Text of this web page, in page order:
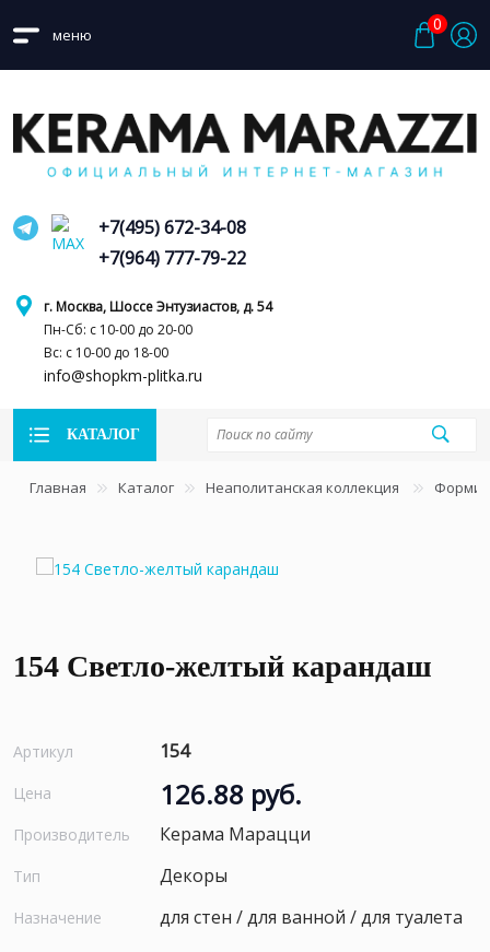
меню
0
г. Москва, Шоссе Энтузиастов, д. 54
Пн-Сб: с 10-00 до 20-00
Вс: с 10-00 до 18-00
info@shopkm-plitka.ru
+7(495) 672-34-08
+7(964) 777-79-22
КАТАЛОГ
Главная Каталог Неаполитанская коллекция
154 Светло-желтый карандаш
Артикул 154
Цена 126.88 руб.
Производитель Керама Марацци
Тип Декоры
Назначение для стен / для ванной / для туалета